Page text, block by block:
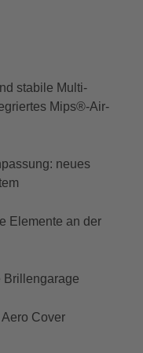
stabile Multi-
Mips®-Air-
neues
Elemente an der
Brillengarage
Cover